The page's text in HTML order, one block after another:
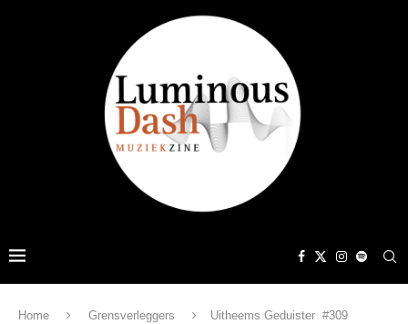
Home Grensverleggers Uitheems Geduister #309